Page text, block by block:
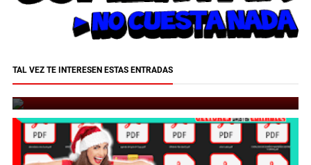
TAL VEZ TE INTERESEN ESTAS ENTRADAS
Dos Mil Diseños de Grinch Descarga Gratis